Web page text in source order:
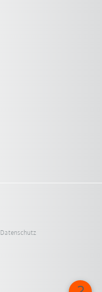
Datenschutz